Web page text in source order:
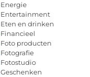
Energie
Entertainment
Eten en drinken
Financieel
Foto producten
Fotografie
Fotostudio
Geschenken